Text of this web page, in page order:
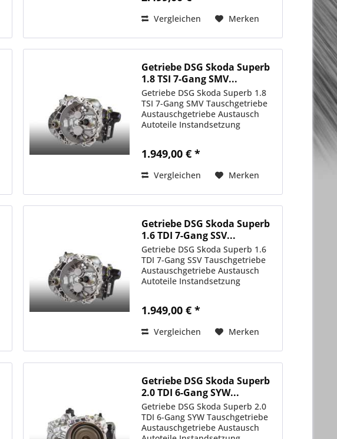
Vergleichen Merken
Getriebe DSG Skoda Superb
1.8 TSI 7-Gang SMV...
Getriebe DSG Skoda Superb 1.8
TSI 7-Gang SMV Tauschgetriebe
Austauschgetriebe Austausch
Autoteile Instandsetzung
1.949,00 € *
Vergleichen Merken
Getriebe DSG Skoda Superb
1.6 TDI 7-Gang SSV...
Getriebe DSG Skoda Superb 1.6
TDI 7-Gang SSV Tauschgetriebe
Austauschgetriebe Austausch
Autoteile Instandsetzung
1.949,00 € *
Vergleichen Merken
Getriebe DSG Skoda Superb
2.0 TDI 6-Gang SYW...
Getriebe DSG Skoda Superb 2.0
TDI 6-Gang SYW Tauschgetriebe
Austauschgetriebe Austausch